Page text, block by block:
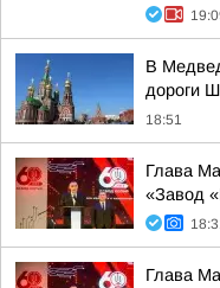
В
дороги
18:51
Глава
«Завод
Глава